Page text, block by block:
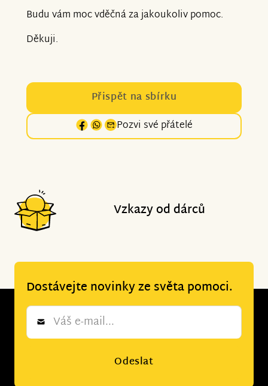
Budu vám moc vděčná za jakoukoliv pomoc.
Děkuji.
Přispět na sbírku
Pozvi své přátelé
Vzkazy od dárců
Dostávejte novinky ze světa pomoci.
Newsletter
Odeslat